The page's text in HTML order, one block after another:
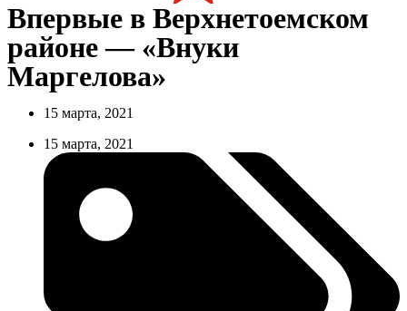
Впервые в Верхнетоемском
районе — «Внуки
Маргелова»
15 марта, 2021
15 марта, 2021